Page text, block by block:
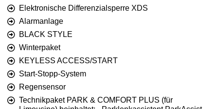
Elektronische Differenzialsperre XDS
Alarmanlage
BLACK STYLE
Winterpaket
KEYLESS ACCESS/START
Start-Stopp-System
Regensensor
Technikpaket PARK & COMFORT PLUS (für